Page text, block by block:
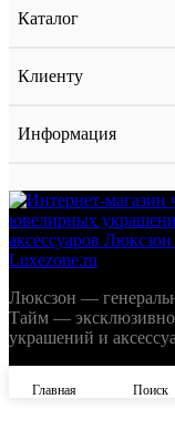
Каталог
Клиенту
Информация
Люксзон —
Тайм —
украшений и
Главная Поиск